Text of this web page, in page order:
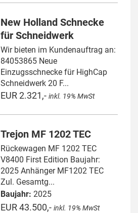
New Holland Schnecke
für Schneidwerk
Wir bieten im Kundenauftrag an:
84053865 Neue
Einzugsschnecke für HighCap
Schneidwerk 20 F...
EUR 2.321,- inkl. 19% MwSt
Trejon MF 1202 TEC
Rückewagen MF 1202 TEC
V8400 First Edition Baujahr:
2025 Anhänger MF1202 TEC
Zul. Gesamtg...
Baujahr: 2025
EUR 43.500,- inkl. 19% MwSt